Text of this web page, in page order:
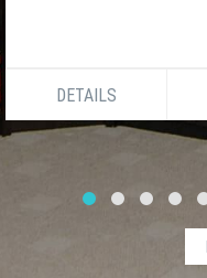
DETAILS